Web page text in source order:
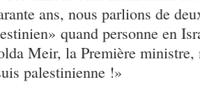
ans, nous parlions de
quand personne en
Meir, la Première ministre,
palestinienne !»